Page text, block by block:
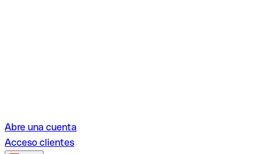
Abre una cuenta
Acceso clientes